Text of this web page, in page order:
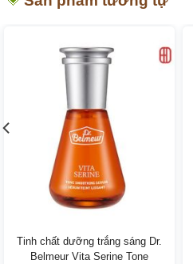
Tinh chất dưỡng trắng sáng Dr.
Belmeur Vita Serine Tone